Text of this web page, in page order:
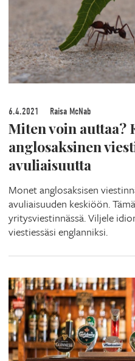
6.4.2021 Raisa McNab
Miten voin auttaa?
anglosaksinen
avuliaisuutta
Monet anglosaksisen
avuliaisuuden keskiöön.
yritysviestinnässä. Viljele
viestiessäsi englanniksi.